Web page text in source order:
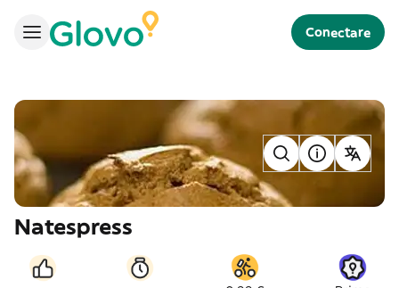
Conectare
Natespress